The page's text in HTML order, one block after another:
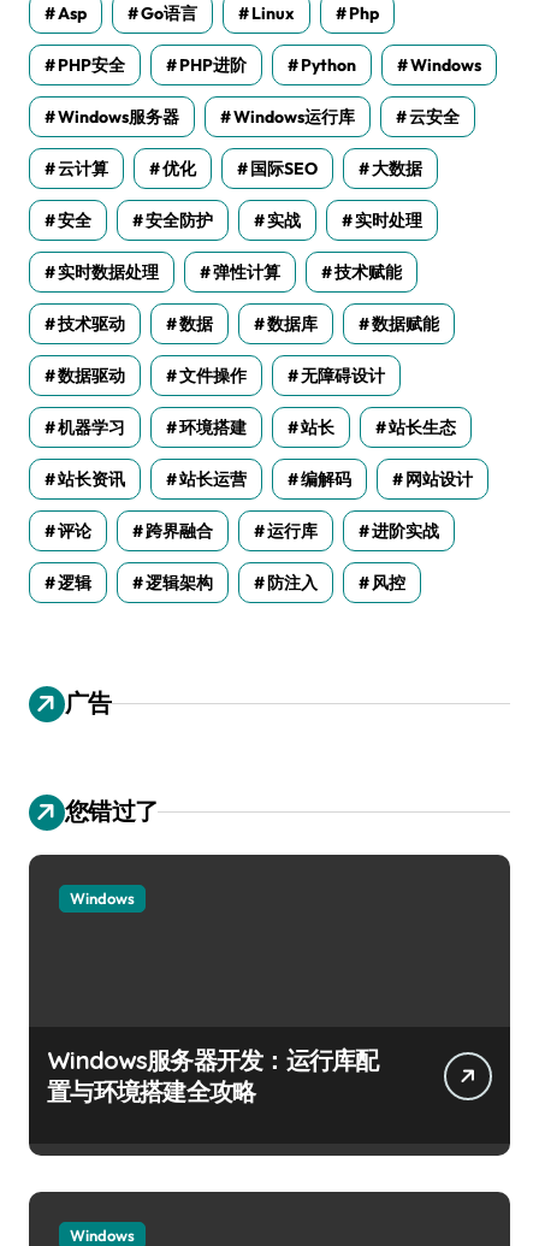
Asp Go语言 Linux Php
PHP安全 PHP进阶 Python Windows
Windows服务器 Windows运行库 云安全
云计算 优化 国际SEO 大数据
安全 安全防护 实战 实时处理
实时数据处理 弹性计算 技术赋能
技术驱动 数据 数据库 数据赋能
数据驱动 文件操作 无障碍设计
机器学习 环境搭建 站长 站长生态
站长资讯 站长运营 编解码 网站设计
评论 跨界融合 运行库 进阶实战
逻辑 逻辑架构 防注入 风控
广告
您错过了
Windows
Windows服务器开发：运行库配
置与环境搭建全攻略
Windows